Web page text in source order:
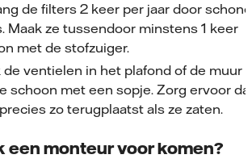
de filters 2 keer per jaar door schone
Maak ze tussendoor minstens 1 keer
met de stofzuiger.
de ventielen in het plafond of de muur
schoon met een sopje. Zorg ervoor
zo terugplaatst als ze zaten.
een monteur voor komen?